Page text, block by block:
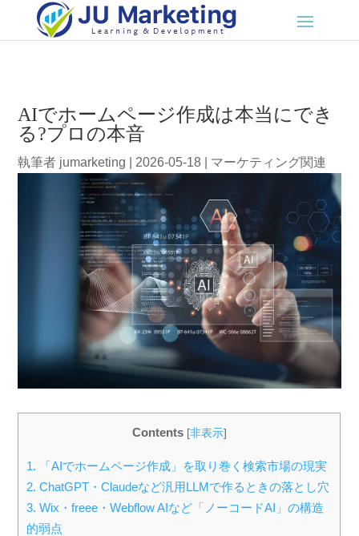
AIでホームページ作成は本当にでき
る?プロの本音
執筆者 jumarketing 2026-05-18 マーケティング関連
Contents [非表示]
1. 「AIでホームページ作成」を取り巻く検索市場の現実
2. ChatGPT・Claudeなど汎用LLMで作るときの落とし穴
3. Wix・freee・Webflow AIなど「ノーコードAI」の構造
的弱点